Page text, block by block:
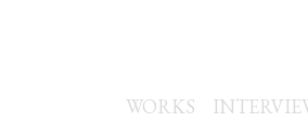
WORKS